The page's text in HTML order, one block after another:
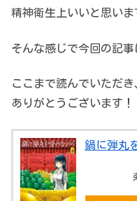
精神衛生上いいと思いま
そんな感じで今回の記事
ここまで読んでいただき
ありがとうございます！
鍋に弾丸